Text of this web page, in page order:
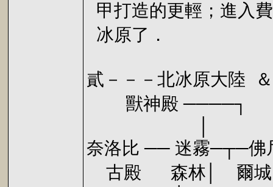
甲打造的更輕；進入
冰原了．
貳－－－北冰原大陸
獸神殿
奈洛比 ── 迷霧─┬─
古殿 森林│